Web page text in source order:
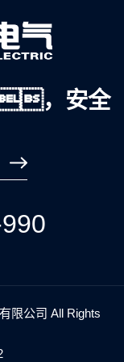
，安全
限公司 All Rights